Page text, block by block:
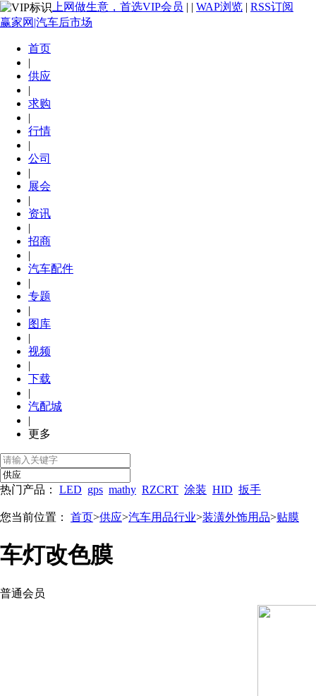
上网做生意，首选VIP会员 | | WAP浏览 | RSS订阅
赢家网|汽车后市场
首页
|
供应
|
求购
|
行情
|
公司
|
展会
|
资讯
|
招商
|
汽车配件
|
专题
|
图库
|
视频
|
下载
|
汽配城
|
更多
热门产品： LED gps mathy RZCRT 涂装 HID 扳手
您当前位置： 首页>供应>汽车用品行业>装潢外饰用品>贴膜
车灯改色膜
普通会员